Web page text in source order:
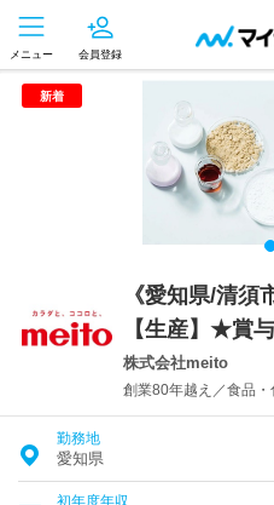
メニュー 会員登録
新着
《愛知県/清
【生産】★賞
株式会社meito
創業80年越え／食品
勤務地
愛知県
初年度年収